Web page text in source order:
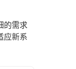
的需求
应新系